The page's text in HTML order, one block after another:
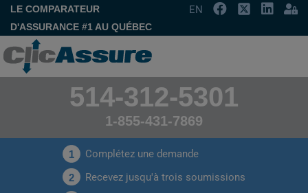
LE COMPARATEUR
D'ASSURANCE #1 AU QUÉBEC
EN
514-312-5301
1-855-431-7869
1 Complétez une demande
2 Recevez jusqu'à trois soumissions